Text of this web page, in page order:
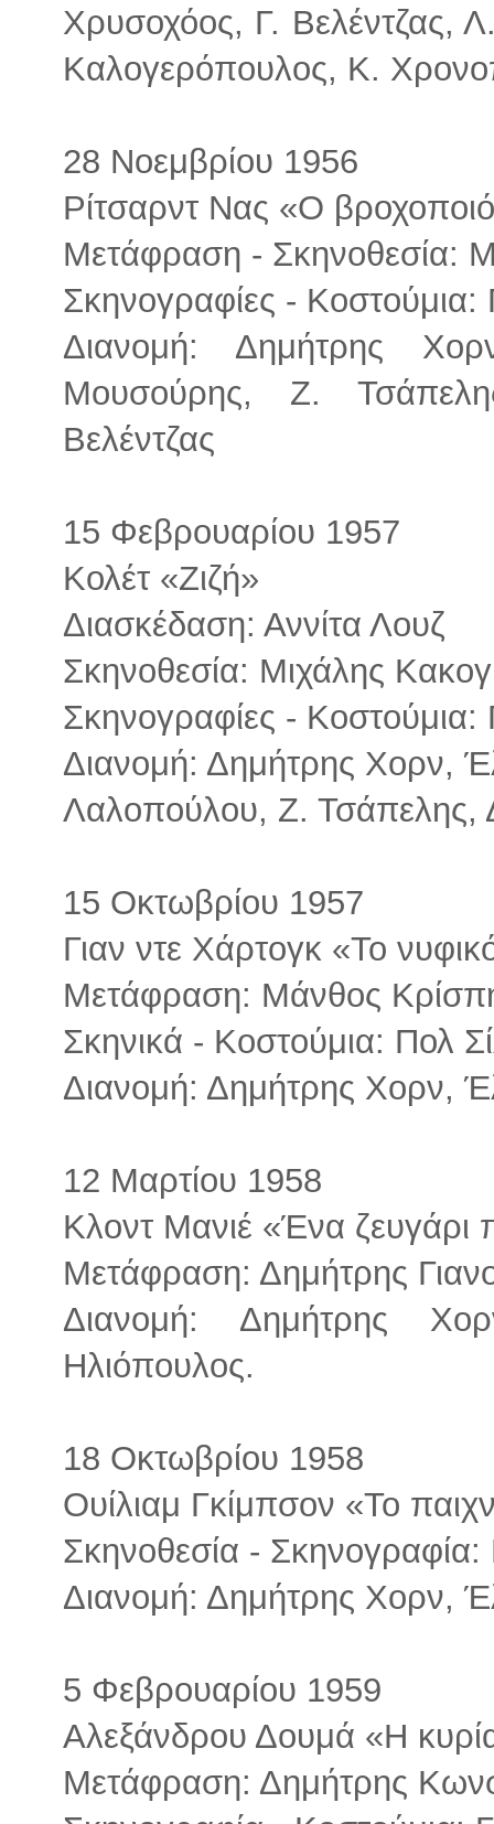
Χρυσοχόος, Γ. Βελέντζας,
Καλογερόπουλος, Κ.
28 Νοεμβρίου 1956
Ρίτσαρντ Νας «Ο
Μετάφραση - Σκηνοθεσία:
Σκηνογραφίες - Κοστούμια:
Διανομή: Δημήτρης
Μουσούρης, Ζ.
Βελέντζας
15 Φεβρουαρίου 1957
Κολέτ «Ζιζή»
Διασκέδαση: Αννίτα Λουζ
Σκηνοθεσία: Μιχάλης
Σκηνογραφίες - Κοστούμια:
Διανομή: Δημήτρης Χορν,
Λαλοπούλου, Ζ. Τσάπελης,
15 Οκτωβρίου 1957
Γιαν ντε Χάρτογκ «Το
Μετάφραση: Μάνθος
Σκηνικά - Κοστούμια: Πολ
Διανομή: Δημήτρης Χορν,
12 Μαρτίου 1958
Κλοντ Μανιέ «Ένα ζευγάρι
Μετάφραση: Δημήτρης
Διανομή: Δημήτρης
Ηλιόπουλος.
18 Οκτωβρίου 1958
Ουίλιαμ Γκίμπσον «Το
Σκηνοθεσία - Σκηνογραφία:
Διανομή: Δημήτρης Χορν,
5 Φεβρουαρίου 1959
Αλεξάνδρου Δουμά «Η κυρία
Μετάφραση: Δημήτρης